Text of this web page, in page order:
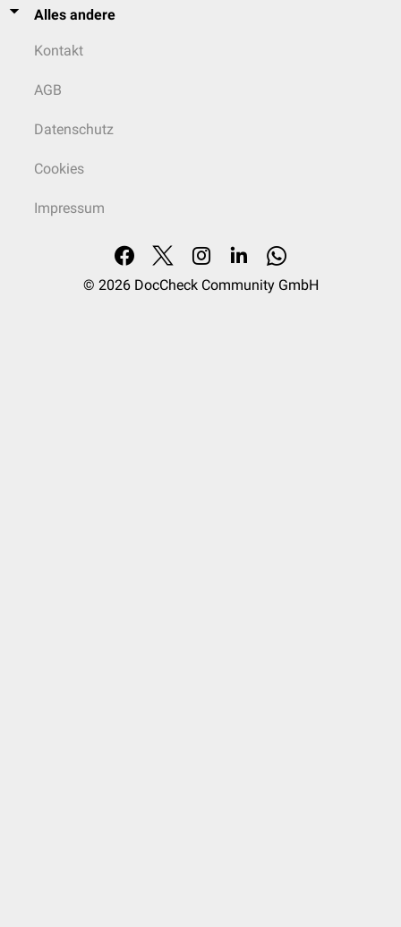
Alles andere
Kontakt
AGB
Datenschutz
Cookies
Impressum
© 2026 DocCheck Community GmbH